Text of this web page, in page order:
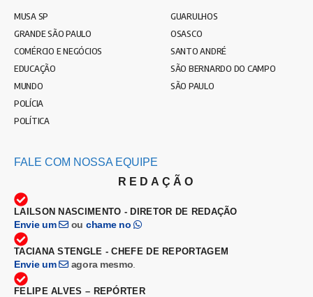
MUSA SP
GRANDE SÃO PAULO
COMÉRCIO E NEGÓCIOS
EDUCAÇÃO
MUNDO
POLÍCIA
POLÍTICA
GUARULHOS
OSASCO
SANTO ANDRÉ
SÃO BERNARDO DO CAMPO
SÃO PAULO
FALE COM NOSSA EQUIPE
REDAÇÃO
LAILSON NASCIMENTO - DIRETOR DE REDAÇÃO
Envie um ou chame no
TACIANA STENGLE - CHEFE DE REPORTAGEM
Envie um agora mesmo
FELIPE ALVES – REPÓRTER